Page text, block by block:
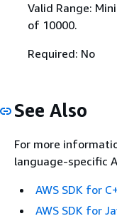
Valid Range:
of 10000.
Required: No
See Also
For more
language-specific
AWS SDK for
AWS SDK for